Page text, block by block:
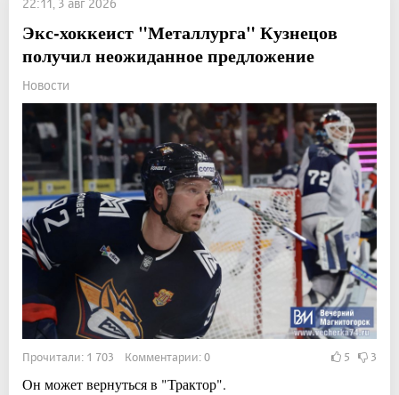
22:11, 3 авг 2026
Экс-хоккеист "Металлурга" Кузнецов
получил неожиданное предложение
Новости
Прочитали: 1 703 Комментарии: 0 5 3
Он может вернуться в "Трактор".